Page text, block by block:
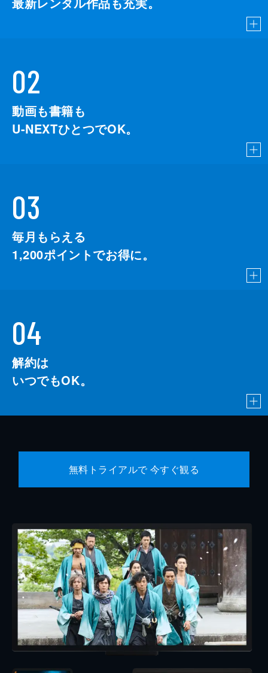
02
動画も書籍も
U-NEXTひとつでOK。
03
毎月もらえる
1,200ポイントでお得に。
04
解約は
いつでもOK。
無料トライアルで 今すぐ観る